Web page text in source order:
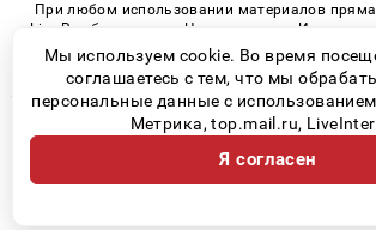
При любом использовании материалов
Live.Ru обязательна. Цитирование в
при наличии письменного
© 2026 «Kem-Live» | Все права
Возрастная категория сайта 16+
Политика
Мы используем cookie. Во время
соглашаетесь с тем, что мы
персональные данные с
Метрика, top.mail.ru,
Я согласен